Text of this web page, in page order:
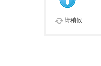
请稍候...